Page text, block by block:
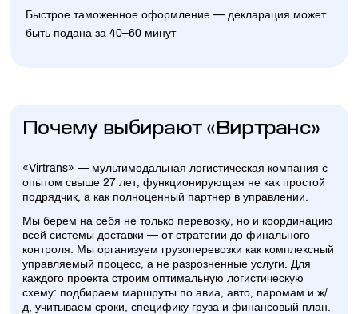
Быстрое таможенное оформление — декларация может
быть подана за 40–60 минут
Почему выбирают «Виртранс»
«Virtrans» — мультимодальная логистическая компания с
опытом свыше 27 лет, функционирующая не как простой
подрядчик, а как полноценный партнер в управлении.
Мы берем на себя не только перевозку, но и координацию
всей системы доставки — от стратегии до финального
контроля. Мы организуем грузоперевозки как комплексный
управляемый процесс, а не разрозненные услуги. Для
каждого проекта строим оптимальную логистическую
схему: подбираем маршруты по авиа, авто, паромам и ж/
д, учитываем сроки, специфику груза и финансовый план.